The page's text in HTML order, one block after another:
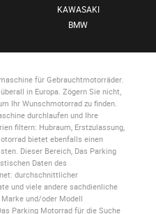
KAWASAKI
BMW
für Gebrauchtmotorräder.
in Europa. Zögern Sie nicht,
Ihr Wunschmotorrad zu finden.
durchlaufen und Ihre
filtern: Hubraum, Erstzulassung,
bietet ebenfalls einen
Dieser Bereich, Das Parking
Daten des
durchschnittlicher
und viele andere sachdienliche
und/oder Modell
Parking Motorradfür die Suche